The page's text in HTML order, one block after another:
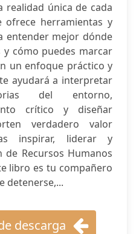
realidad única de cada
ofrece herramientas y
entender mejor dónde
y cómo puedes marcar
un enfoque práctico y
ayudará a interpretar
del entorno,
crítico y diseñar
verdadero valor
inspirar, liderar y
Recursos Humanos
libro es tu compañero
detenerse,...
descarga